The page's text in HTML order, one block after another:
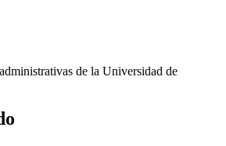
de la Universidad de